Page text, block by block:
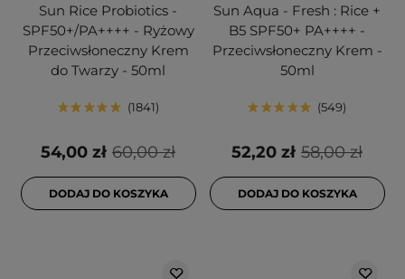
Sun Rice Probiotics -
SPF50+/PA++++ - Ryżowy
Przeciwsłoneczny Krem
do Twarzy - 50ml
1841
60,00 zł
54,00 zł
DODAJ DO KOSZYKA
Sun Aqua - Fresh : Rice +
B5 SPF50+ PA++++ -
Przeciwsłoneczny Krem -
50ml
549
58,00 zł
52,20 zł
DODAJ DO KOSZYKA